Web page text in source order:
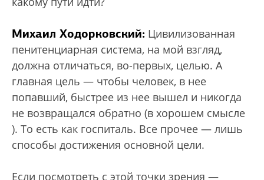
Михаил Ходорковский: Цивилизованная
пенитенциарная система, на мой взгляд,
должна отличаться, во-первых, целью. А
главная цель — чтобы человек, в нее
попавший, быстрее из нее вышел и никогда
не возвращался обратно (в хорошем смысле
). То есть как госпиталь. Все прочее — лишь
способы достижения основной цели.
Если посмотреть с этой точки зрения —